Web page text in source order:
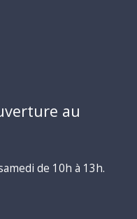
au
de 10h à 13h.